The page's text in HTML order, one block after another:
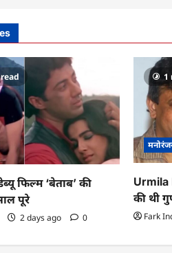
फिल्म ‘बेताब’ की
पूरे
2 days ago 0
1
Urmila
की थी
Fark